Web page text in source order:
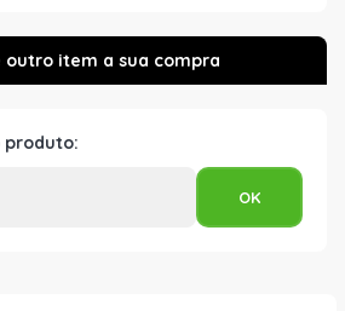
produto: